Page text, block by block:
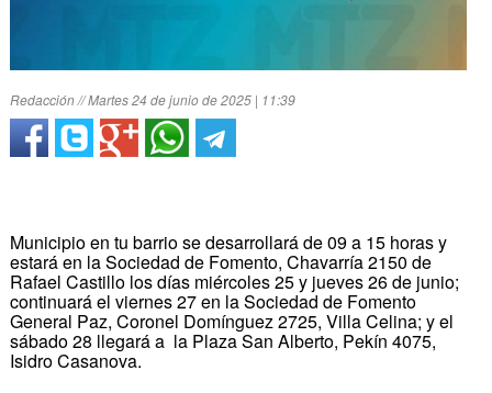
Redacción // Martes 24 de junio de 2025 | 11:39
Municipio en tu barrio se desarrollará de 09 a 15 horas y
estará en la Sociedad de Fomento, Chavarría 2150 de
Rafael Castillo los días miércoles 25 y jueves 26 de junio;
continuará el viernes 27 en la Sociedad de Fomento
General Paz, Coronel Domínguez 2725, Villa Celina; y el
sábado 28 llegará a la Plaza San Alberto, Pekín 4075,
Isidro Casanova.